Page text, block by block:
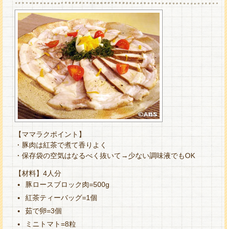
【ママラクポイント】
・豚肉は紅茶で煮て香りよく
・保存袋の空気はなるべく抜いて→少ない調味液でもOK
【材料】4人分
豚ロースブロック肉=500g
紅茶ティーバッグ=1個
茹で卵=3個
ミニトマト=8粒